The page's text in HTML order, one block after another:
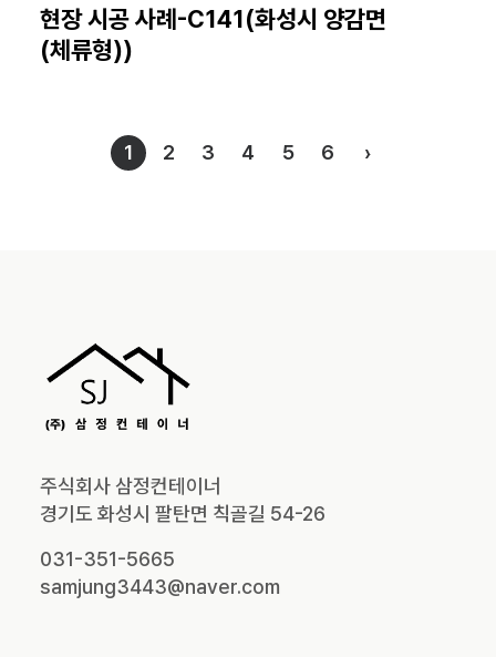
현장 시공 사례-C141(화성시 양감면
(체류형))
1 2 3 4 5 6 ›
주식회사 삼정컨테이너
경기도 화성시 팔탄면 칙골길 54-26
031-351-5665
samjung3443@naver.com